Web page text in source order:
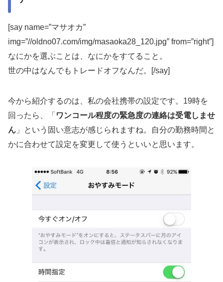
[say name=”マサオカ”
img=”//oldno07.com/img/masaoka28_120.jpg” from=”right”]
なにかを選ぶことは、なにかをすてること。
世の中はなんでもトレードオフなんだ。[/say]
今から紹介するのは、私の会社携帯の設定です。19時を
回ったら、「 ワンコール程度の緊急度の連絡は受電しませ
ん 」という固い意志が感じられますね。自分の勤務時間と
かに合わせて設定を変更して使うといいと思います。